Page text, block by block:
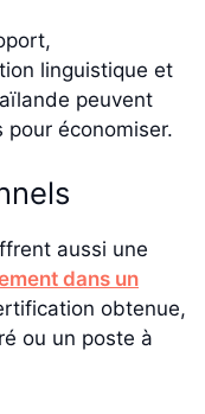
linguistique et
peuvent
économiser.
aussi une
dans un
obtenue,
ou un poste à